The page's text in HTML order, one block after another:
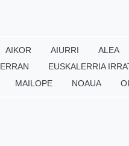
AIKOR AIURRI ALEA
ERRAN EUSKALERRIA
MAILOPE NOAUA